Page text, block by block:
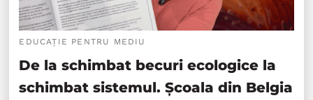
EDUCAȚIE PENTRU MEDIU
De la schimbat becuri ecologice la
schimbat sistemul. Școala din Belgia